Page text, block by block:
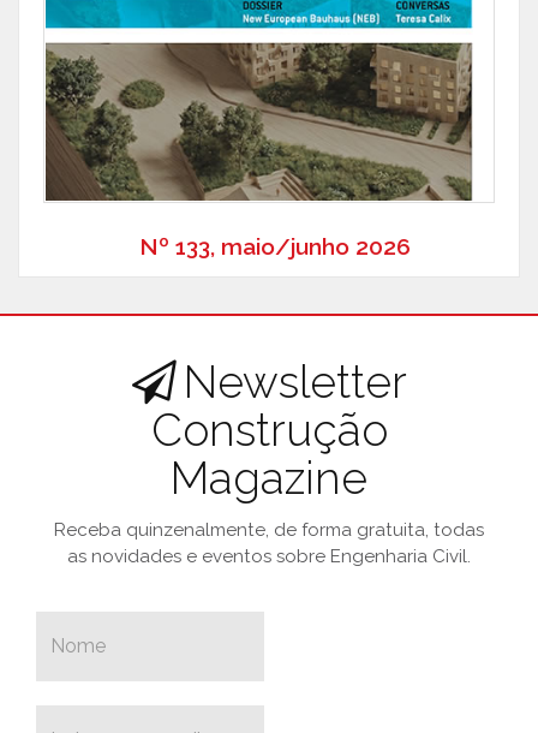
Nº 133, maio/junho 2026
Newsletter
Construção
Magazine
Receba quinzenalmente, de forma gratuita, todas
as novidades e eventos sobre Engenharia Civil.